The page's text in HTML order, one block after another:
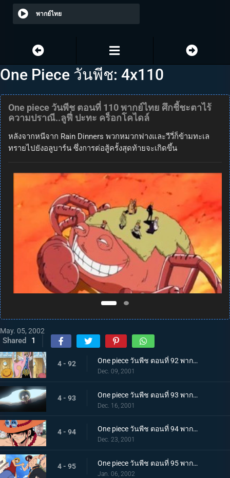
พากย์ไทย
One Piece วันพีช: 4x110
One piece วันพีช ตอนที่ 110 พากย์ไทย ศึกชี้ชะตาไร้
ความปราณี..ลูฟี่ ปะทะ คร็อกโคไดล์
หลังจากหนีจาก Rain Dinners พวกหมวกฟางและวีวี่ก็ข้ามทะเล
ทรายไปยังอลูบาร์น ซึ่งการต่อสู้ครั้งสุดท้ายจะเกิดขึ้น
May. 05, 2002
Shared 1
4 - 92 One piece วันพีช ตอนที่ 92 พากย์ไทย วีรบุรุษแห่งอลาบัสต้า และกะเทยสาวนักบัลเล่ต์สุดสวย
Dec. 09, 2001
4 - 93 One piece วันพีช ตอนที่ 93 พากย์ไทย มุ่งสู่เมืองแห่งทราย กองกำลังทหารปฏิวัติและผงเรียกฝน!
Dec. 16, 2001
4 - 94 One piece วันพีช ตอนที่ 94 พากย์ไทย การพบกันอีกครั้งของเหล่าฮีโร นามนั้นคือเอสหมัดเพลิง!
Dec. 23, 2001
4 - 95 One piece วันพีช ตอนที่ 95 พากย์ไทย เอสและลูฟี่ ความทรงจำอันแสนเร่าร้อน และบาดแผลของสองพี่น้อง
Jan. 06, 2002